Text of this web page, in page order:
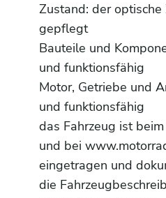
Zustand: der
gepflegt
Bauteile und
und funktionsfähig
Motor, Getriebe und
und funktionsfähig
das Fahrzeug ist
und bei
eingetragen und
die